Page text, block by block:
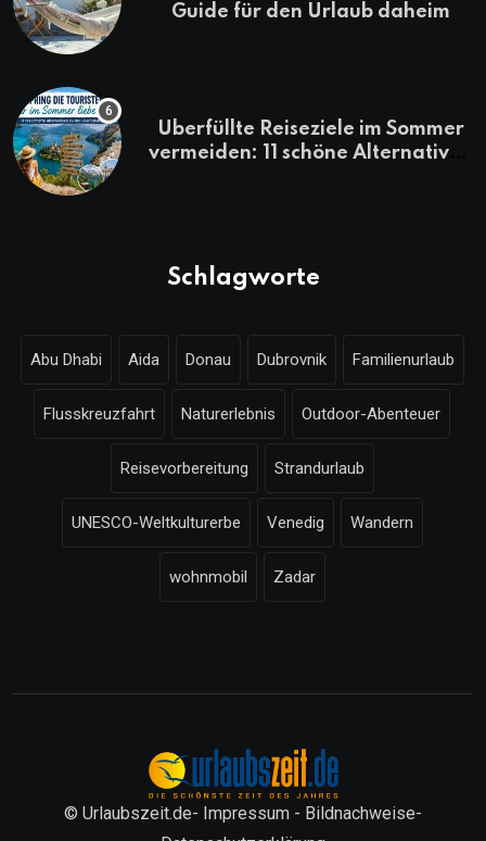
Guide für den Urlaub daheim
Überfüllte Reiseziele im Sommer
vermeiden: 11 schöne Alternativen
Schlagworte
Abu Dhabi Aida Donau Dubrovnik Familienurlaub
Flusskreuzfahrt Naturerlebnis Outdoor-Abenteuer
Reisevorbereitung Strandurlaub
UNESCO-Weltkulturerbe Venedig Wandern
wohnmobil Zadar
© Urlaubszeit.de- Impressum - Bildnachweise-